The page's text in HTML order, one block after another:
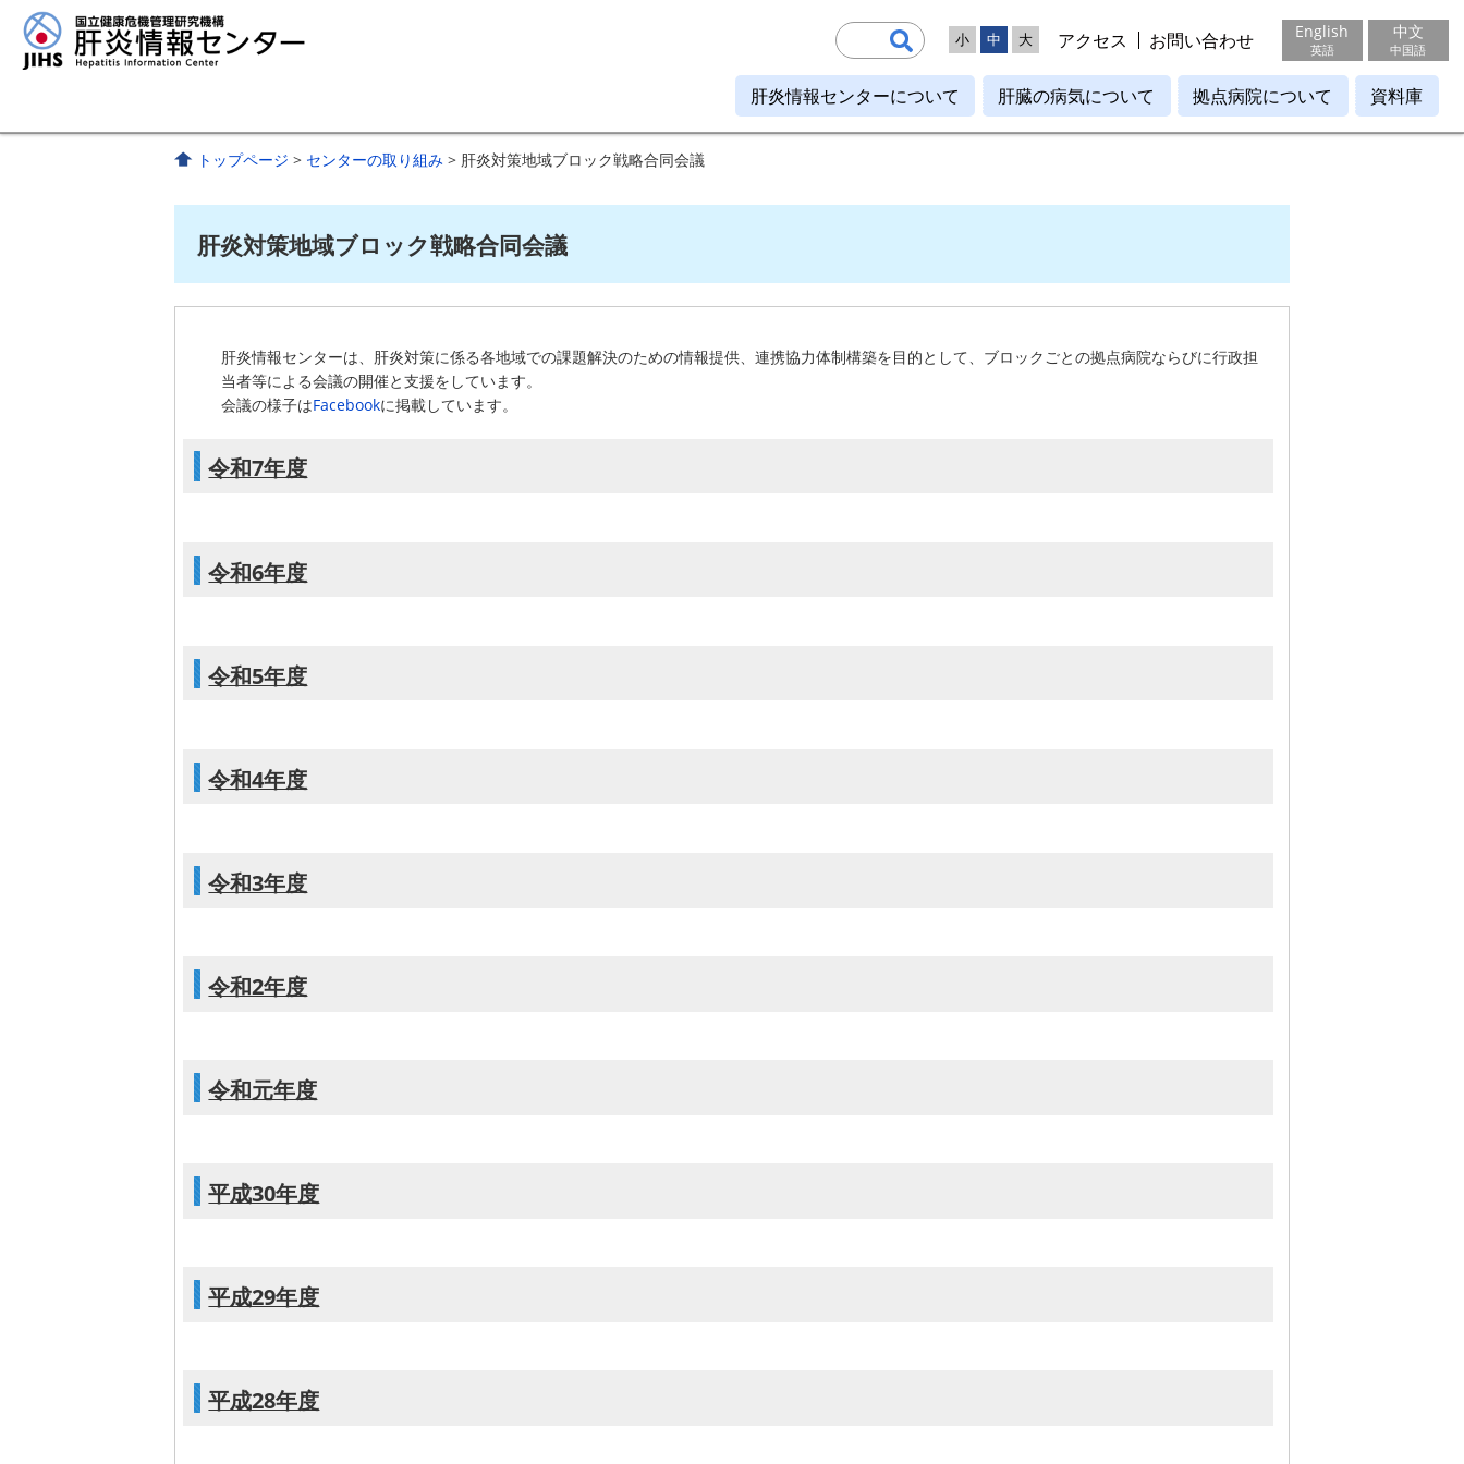
小 中 大 アクセス お問い合わせ English
英語
中文
中国語
肝炎情報センターについて 肝臓の病気について 拠点病院について 資料庫
トップページ > センターの取り組み > 肝炎対策地域ブロック戦略合同会議
肝炎対策地域ブロック戦略合同会議
肝炎情報センターは、肝炎対策に係る各地域での課題解決のための情報提供、連携協力体制構築を目的として、ブロックごとの拠点病院ならびに行政担
当者等による会議の開催と支援をしています。
会議の様子はFacebookに掲載しています。
令和7年度
令和6年度
令和5年度
令和4年度
令和3年度
令和2年度
令和元年度
平成30年度
平成29年度
平成28年度